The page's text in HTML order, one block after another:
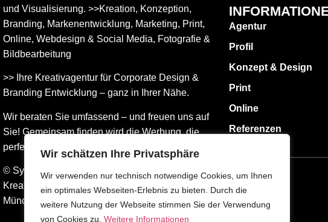
Wir schätzen Ihre Privatsphäre
Wir verwenden nur technisch notwendige Cookies, um Ihnen
ein optimales Webseiten-Erlebnis zu bieten. Durch die
weitere Nutzung der Webseite stimmen Sie der Verwendung
von Cookies zu. Weitere Informationen
und Visualisierung. >>Kreation, Konzeption,
Branding, Markenentwicklung, Marketing, Print,
Online, Web­design & Social Media, Fotografie &
Bildbear­bei­tung
>> Ihre Kreativagentur für Corporate Design &
Branding Entwicklung – ganz in Ihrer Nähe.
Wir beraten Sie umfassend – und freuen uns auf
Sie! Gemeinsam finden wird die Werbung, die
perfekt zu Ihnen passt.
© Sylvia Hofmann DESIGN.ATELIER.HOFMANN
Kreative Werbeagentur Surberg bei Traunstein –
München – Grafik & Design – 2026
Agentur
Profil
Konzept & Design
Print
Online
Referenzen
Datenschutz
AGBs